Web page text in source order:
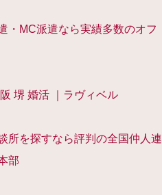
・MC派遣なら実績多数のオフ
堺 婚活 ｜ラヴィベル
所を探すなら評判の全国仲人連
部